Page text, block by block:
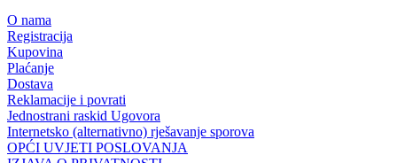
O nama
Registracija
Kupovina
Plaćanje
Dostava
Reklamacije i povrati
Jednostrani raskid Ugovora
Internetsko (alternativno) rješavanje sporova
OPĆI UVJETI POSLOVANJA